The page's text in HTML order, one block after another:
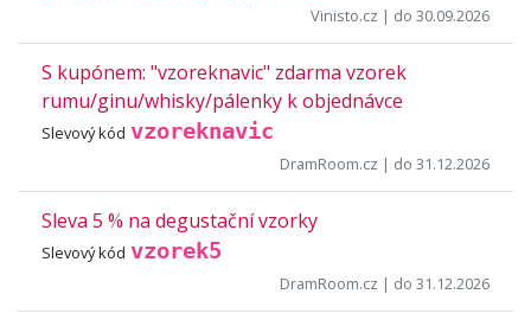
Vinisto.cz | do 30.09.2026
S kupónem: "vzoreknavic" zdarma vzorek
rumu/ginu/whisky/pálenky k objednávce
Slevový kód vzoreknavic
DramRoom.cz | do 31.12.2026
Sleva 5 % na degustační vzorky
Slevový kód vzorek5
DramRoom.cz | do 31.12.2026